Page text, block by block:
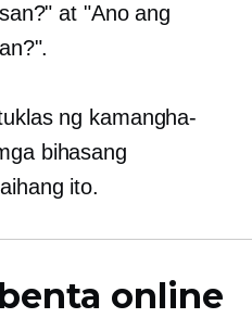
at "Ano ang
ng kamangha-
bihasang
ito.
online